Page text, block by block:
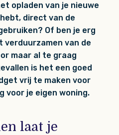
opladen van je nieuwe
direct van de
Of ben je erg
verduurzamen van de
maar al te graag
is het een goed
vrij te maken voor
voor je eigen woning.
laat je